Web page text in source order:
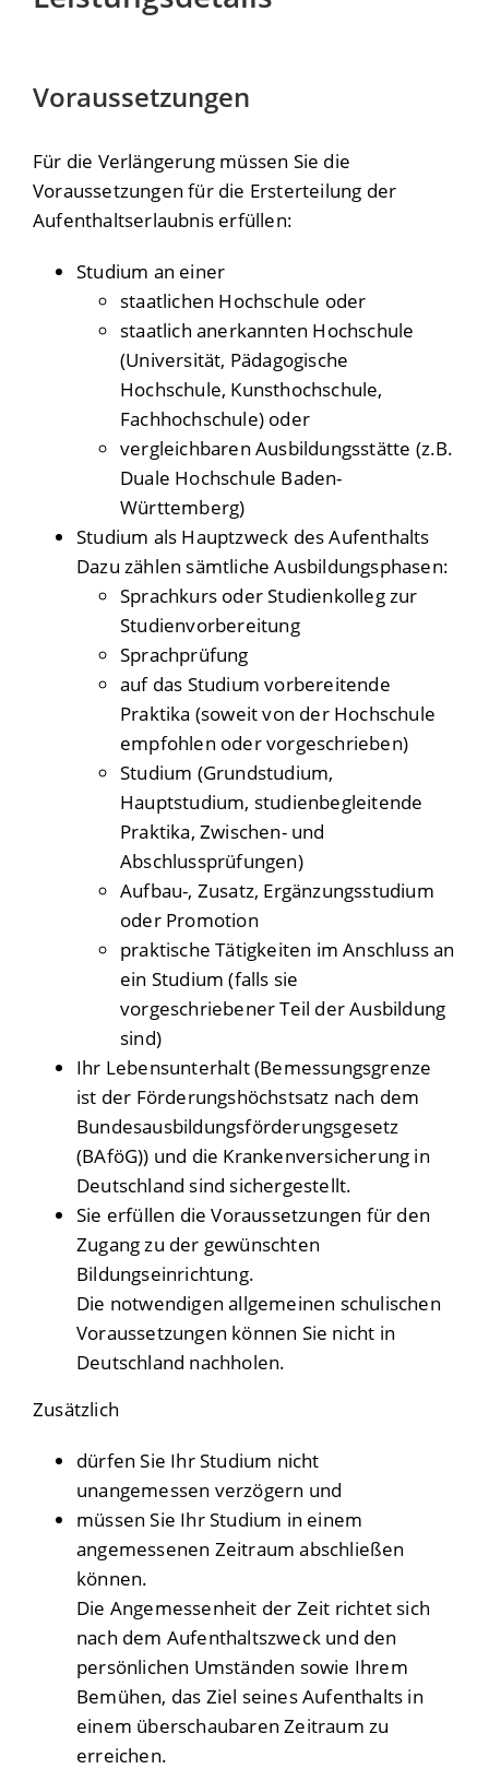
Voraussetzungen
Für die Verlängerung müssen Sie die
Voraussetzungen für die Ersterteilung der
Aufenthaltserlaubnis erfüllen:
Studium an einer
staatlichen Hochschule oder
staatlich anerkannten Hochschule
(Universität, Pädagogische
Hochschule, Kunsthochschule,
Fachhochschule) oder
vergleichbaren Ausbildungsstätte (z.B.
Duale Hochschule Baden-
Württemberg)
Studium als Hauptzweck des Aufenthalts
Dazu zählen sämtliche Ausbildungsphasen:
Sprachkurs oder Studienkolleg zur
Studienvorbereitung
Sprachprüfung
auf das Studium vorbereitende
Praktika (soweit von der Hochschule
empfohlen oder vorgeschrieben)
Studium (Grundstudium,
Hauptstudium, studienbegleitende
Praktika, Zwischen- und
Abschlussprüfungen)
Aufbau-, Zusatz, Ergänzungsstudium
oder Promotion
praktische Tätigkeiten im Anschluss an
ein Studium (falls sie
vorgeschriebener Teil der Ausbildung
sind)
Ihr Lebensunterhalt(Bemessungsgrenze
ist der Förderungshöchstsatz nach dem
Bundesausbildungsförderungsgesetz
(BAföG)) und die Krankenversicherung in
Deutschland sind sichergestellt.
Sie erfüllen die Voraussetzungen für den
Zugang zu der gewünschten
Bildungseinrichtung.
Die notwendigen allgemeinen schulischen
Voraussetzungen können Sie nicht in
Deutschland nachholen.
Zusätzlich
dürfen Sie Ihr Studium nicht
unangemessen verzögern und
müssen Sie Ihr Studium in einem
angemessenen Zeitraum abschließen
können.
Die Angemessenheit der Zeit richtet sich
nach dem Aufenthaltszweck und den
persönlichen Umständen sowie Ihrem
Bemühen, das Ziel seines Aufenthalts in
einem überschaubaren Zeitraum zu
erreichen.